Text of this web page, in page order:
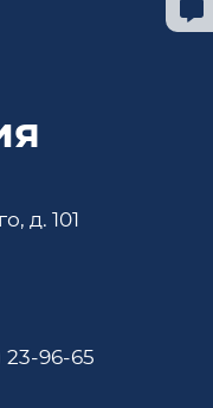
д. 101
23-96-65